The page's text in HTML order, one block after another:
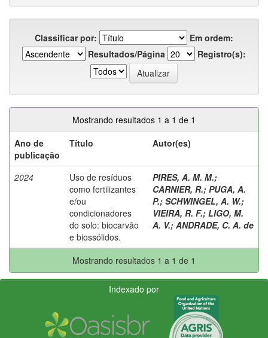
Classificar por:
Em ordem:
Resultados/Página
Registro(s):
Mostrando resultados 1 a 1 de 1
Ano de
publicação
Título Autor(es)
2024
Uso de resíduos
como fertilizantes
e/ou
condicionadores
do solo: biocarvão
e biossólidos.
PIRES, A. M. M.;
CARNIER, R.; PUGA, A.
P.; SCHWINGEL, A. W.;
VIEIRA, R. F.; LIGO, M.
A. V.; ANDRADE, C. A. de
Mostrando resultados 1 a 1 de 1
Indexado por